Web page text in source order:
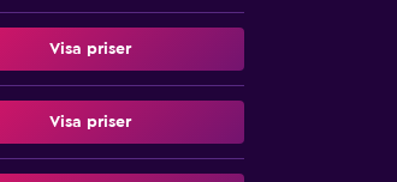
Visa priser
Visa priser